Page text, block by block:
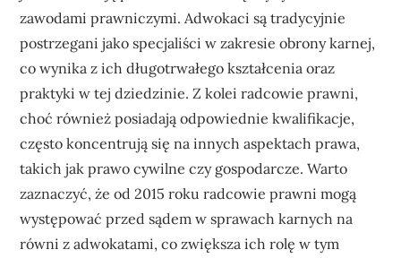
zawodami prawniczymi. Adwokaci są tradycyjnie
postrzegani jako specjaliści w zakresie obrony karnej,
co wynika z ich długotrwałego kształcenia oraz
praktyki w tej dziedzinie. Z kolei radcowie prawni,
choć również posiadają odpowiednie kwalifikacje,
często koncentrują się na innych aspektach prawa,
takich jak prawo cywilne czy gospodarcze. Warto
zaznaczyć, że od 2015 roku radcowie prawni mogą
występować przed sądem w sprawach karnych na
równi z adwokatami, co zwiększa ich rolę w tym